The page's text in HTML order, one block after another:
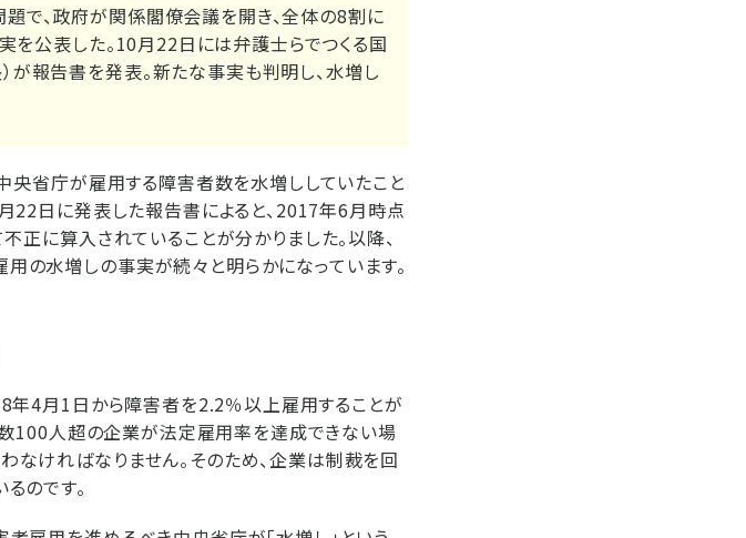
で、政府が関係閣僚会議を開き、全体の8割に
公表した。10月22日には弁護士らでつくる国
報告書を発表。新たな事実も判明し、水増し
省庁が雇用する障害者数を水増ししていたこと
22日に発表した報告書によると、2017年6月時点
に算入されていることが分かりました。以降、
の水増しの事実が続々と明らかになっています。
年4月1日から障害者を2.2％以上雇用することが
100人超の企業が法定雇用率を達成できない場
ければなりません。そのため、企業は制裁を回
のです。